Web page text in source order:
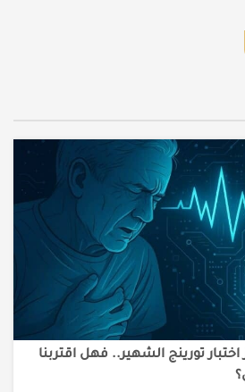
اختبار تورينج الشهير.. فهل اقتربنا